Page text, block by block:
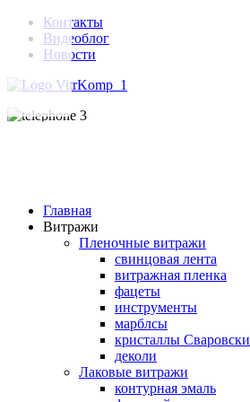
Контакты
Видеоблог
Новости
Главная
Витражи
Пленочные витражи
свинцовая лента
витражная пленка
фацеты
инструменты
марблсы
кристаллы Сваровски
деколи
Лаковые витражи
контурная эмаль